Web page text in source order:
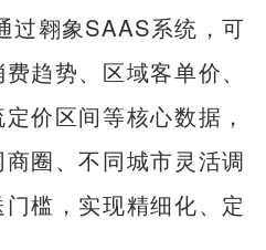
过翱象SAAS系统，可
趋势、区域客单价、
价区间等核心数据，
圈、不同城市灵活调
槛，实现精细化、定